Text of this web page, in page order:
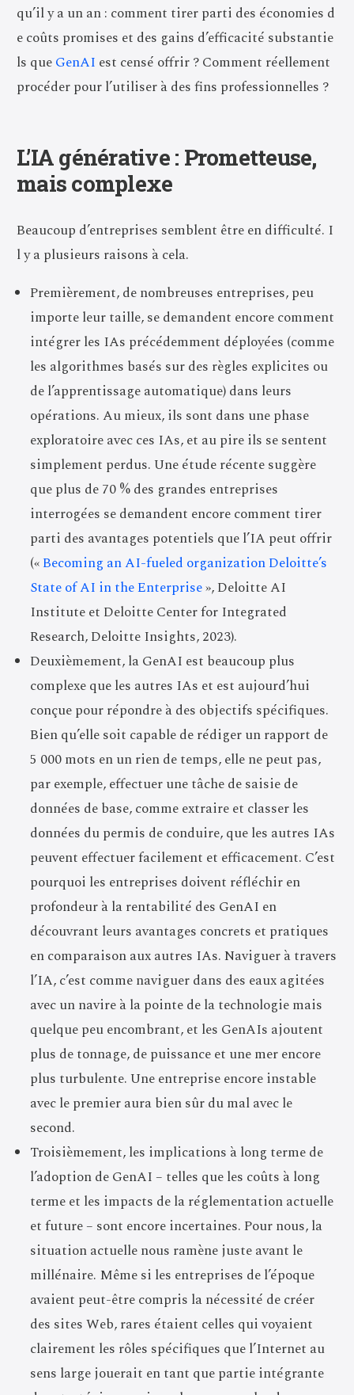
qu’il y a un an : comment tirer parti des économies d
e coûts promises et des gains d’efficacité substantie
ls queGenAI est censé offrir ? Comment réellement
procéder pour l’utiliser à des fins professionnelles ?
L’IA générative : Prometteuse,
mais complexe
Beaucoup d’entreprises semblent être en difficulté. I
l y a plusieurs raisons à cela.
Premièrement, de nombreuses entreprises, peu
importe leur taille, se demandent encore comment
intégrer les IAs précédemment déployées (comme
les algorithmes basés sur des règles explicites ou
de l’apprentissage automatique) dans leurs
opérations. Au mieux, ils sont dans une phase
exploratoire avec ces IAs, et au pire ils se sentent
simplement perdus. Une étude récente suggère
que plus de 70 % des grandes entreprises
interrogées se demandent encore comment tirer
parti des avantages potentiels que l’IA peut offrir
(«Becoming an AI-fueled organization Deloitte’s
State of AI in the Enterprise», Deloitte AI
Institute et Deloitte Center for Integrated
Research, Deloitte Insights, 2023).
Deuxièmement, la GenAI est beaucoup plus
complexe que les autres IAs et est aujourd’hui
conçue pour répondre à des objectifs spécifiques.
Bien qu’elle soit capable de rédiger un rapport de
5 000 mots en un rien de temps, elle ne peut pas,
par exemple, effectuer une tâche de saisie de
données de base, comme extraire et classer les
données du permis de conduire, que les autres IAs
peuvent effectuer facilement et efficacement. C’est
pourquoi les entreprises doivent réfléchir en
profondeur à la rentabilité des GenAI en
découvrant leurs avantages concrets et pratiques
en comparaison aux autres IAs. Naviguer à travers
l’IA, c’est comme naviguer dans des eaux agitées
avec un navire à la pointe de la technologie mais
quelque peu encombrant, et les GenAIs ajoutent
plus de tonnage, de puissance et une mer encore
plus turbulente. Une entreprise encore instable
avec le premier aura bien sûr du mal avec le
second.
Troisièmement, les implications à long terme de
l’adoption de GenAI – telles que les coûts à long
terme et les impacts de la réglementation actuelle
et future – sont encore incertaines. Pour nous, la
situation actuelle nous ramène juste avant le
millénaire. Même si les entreprises de l’époque
avaient peut-être compris la nécessité de créer
des sites Web, rares étaient celles qui voyaient
clairement les rôles spécifiques que l’Internet au
sens large jouerait en tant que partie intégrante